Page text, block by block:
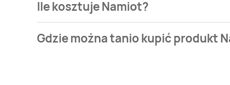
Ile kosztuje Namiot?
Carrefour. Namiot kosztuje aktualnie .Zobacz
Gdzie można tanio kupić produkt